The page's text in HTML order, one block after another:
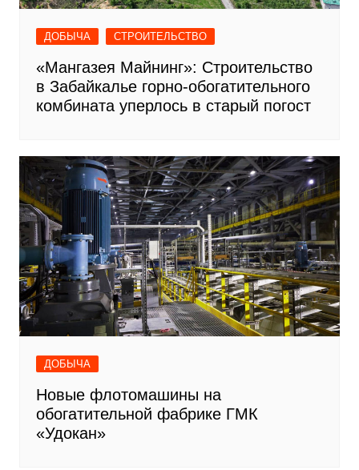
ДОБЫЧА СТРОИТЕЛЬСТВО
«Мангазея Майнинг»: Строительство
в Забайкалье горно-обогатительного
комбината уперлось в старый погост
ДОБЫЧА
Новые флотомашины на
обогатительной фабрике ГМК
«Удокан»